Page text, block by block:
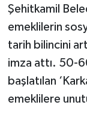
Şehitkamil
emeklilerin
tarih bilincini
imza attı. 50-
başlatılan
emeklilere